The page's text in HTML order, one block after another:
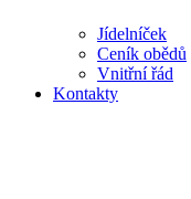
Jídelníček
Ceník obědů
Vnitřní řád
Kontakty